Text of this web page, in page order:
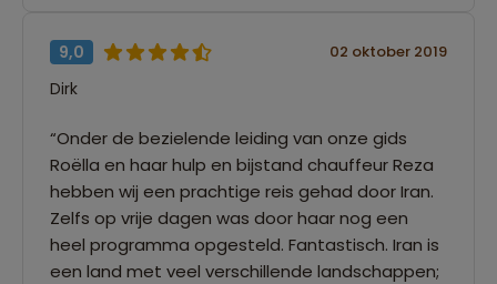
9,0 02 oktober 2019
Dirk
“Onder de bezielende leiding van onze gids
Roëlla en haar hulp en bijstand chauffeur Reza
hebben wij een prachtige reis gehad door Iran.
Zelfs op vrije dagen was door haar nog een
heel programma opgesteld. Fantastisch. Iran is
een land met veel verschillende landschappen;